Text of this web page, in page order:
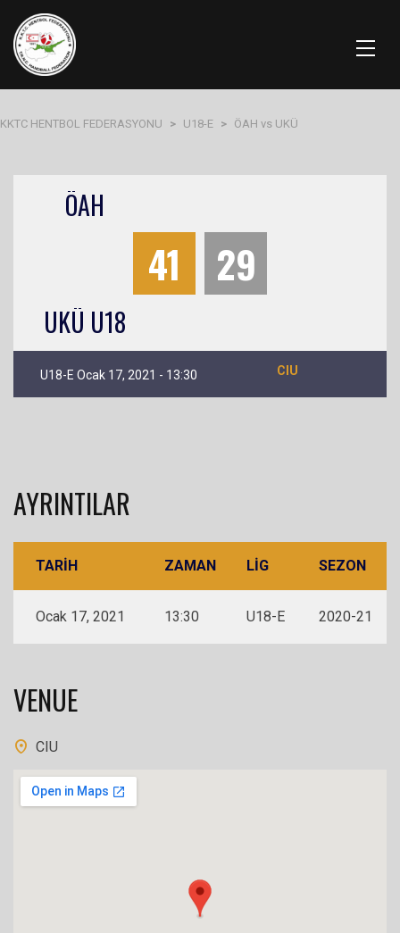
KKTC HENTBOL FEDERASYONU > U18-E > ÖAH vs UKÜ
ÖAH
41 29
UKÜ U18
U18-E Ocak 17, 2021 - 13:30 CIU
AYRINTILAR
TARIH ZAMAN LIG SEZON
Ocak 17, 2021 13:30 U18-E 2020-21
VENUE
CIU